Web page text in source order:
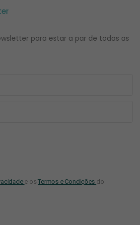
para estar a par de todas as
e osTermos e Condições do